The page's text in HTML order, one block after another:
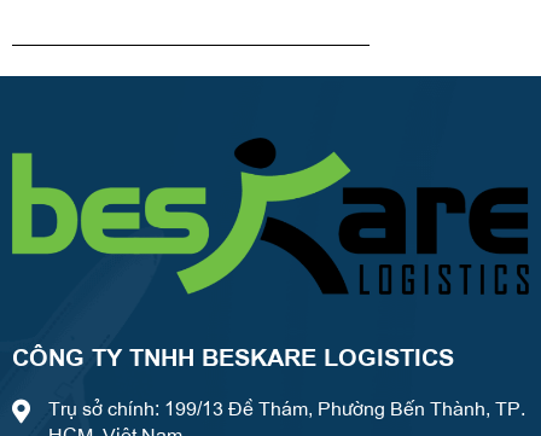
CÔNG TY TNHH BESKARE LOGISTICS
Trụ sở chính: 199/13 Đề Thám, Phường Bến Thành, TP.